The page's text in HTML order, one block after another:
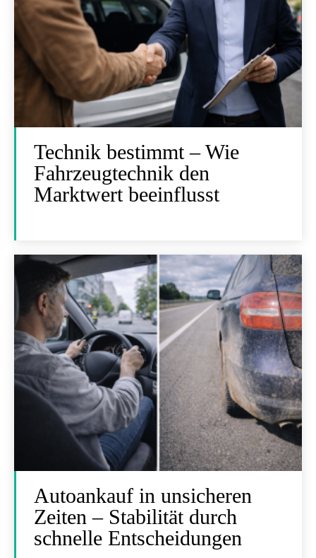
Technik bestimmt – Wie
Fahrzeugtechnik den
Marktwert beeinflusst
Autoankauf in unsicheren
Zeiten – Stabilität durch
schnelle Entscheidungen